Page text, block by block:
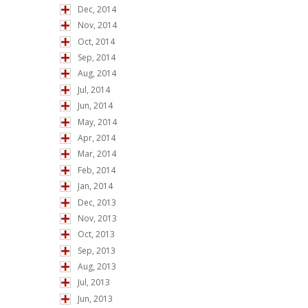
Dec, 2014
Nov, 2014
Oct, 2014
Sep, 2014
Aug, 2014
Jul, 2014
Jun, 2014
May, 2014
Apr, 2014
Mar, 2014
Feb, 2014
Jan, 2014
Dec, 2013
Nov, 2013
Oct, 2013
Sep, 2013
Aug, 2013
Jul, 2013
Jun, 2013